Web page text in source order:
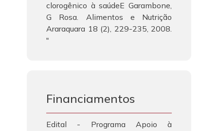
clorogênico à saúdeE Garambone,
G Rosa. Alimentos e Nutrição
Araraquara 18 (2), 229-235, 2008.
"
Financiamentos
Edital - Programa Apoio à